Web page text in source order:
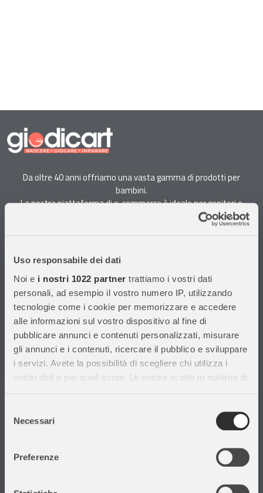
Uso responsabile dei dati
Noi e i nostri 1022 partner trattiamo i vostri dati
personali, ad esempio il vostro numero IP, utilizzando
tecnologie come i cookie per memorizzare e accedere
alle informazioni sul vostro dispositivo al fine di
pubblicare annunci e contenuti personalizzati, misurare
gli annunci e i contenuti, ricercare il pubblico e sviluppare
i servizi. Avete la possibilità di scegliere chi utilizza i
vostri dati e per quali scopi. Le vostre scelte in materia di
modificare o revocare il proprio consenso in qualsiasi
momento dalla Dichiarazione sui cookie o facendo clic
delNecessari
Preferenze
Da oltre 40 anni offriamo una vasta gamma di prodotti per
bambini.
La nostra piattaforma di e-commerce è ideale per genitori e
specialisti alla ricerca di giocattoli, articoli per l'infanzia, cancelleria e
soddisfare le esigenze dei clienti.
Informazioni
Assistenza Clienti
Chi siamo
Privacy Policy
Cataloghi
Volantini